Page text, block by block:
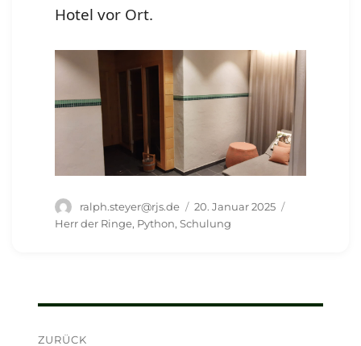
Hotel vor Ort.
Autor
ralph.steyer@rjs.de
Veröffentlicht
am
20. Januar 2025
Herr der Ringe, Python,Schulung
ZURÜCK